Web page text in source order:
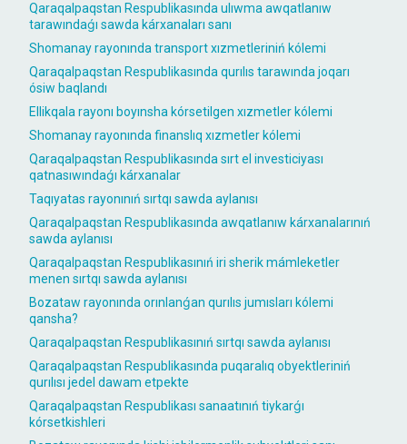
Qaraqalpaqstan Respublikasında ulıwma awqatlanıw
tarawındaǵı sawda kárxanaları sanı
Shomanay rayonında transport xızmetleriniń kólemi
Qaraqalpaqstan Respublikasında qurılıs tarawında joqarı
ósiw baqlandı
Ellikqala rayonı boyınsha kórsetilgen xızmetler kólemi
Shomanay rayonında finanslıq xızmetler kólemi
Qaraqalpaqstan Respublikasında sırt el investiciyası
qatnasıwındaǵı kárxanalar
Taqıyatas rayonınıń sırtqı sawda aylanısı
Qaraqalpaqstan Respublikasında awqatlanıw kárxanalarınıń
sawda aylanısı
Qaraqalpaqstan Respublikasınıń iri sherik mámleketler
menen sırtqı sawda aylanısı
Bozataw rayonında orınlanǵan qurılıs jumısları kólemi
qansha?
Qaraqalpaqstan Respublikasınıń sırtqı sawda aylanısı
Qaraqalpaqstan Respublikasında puqaralıq obyektleriniń
qurılısı jedel dawam etpekte
Qaraqalpaqstan Respublikası sanaatınıń tiykarǵı
kórsetkishleri